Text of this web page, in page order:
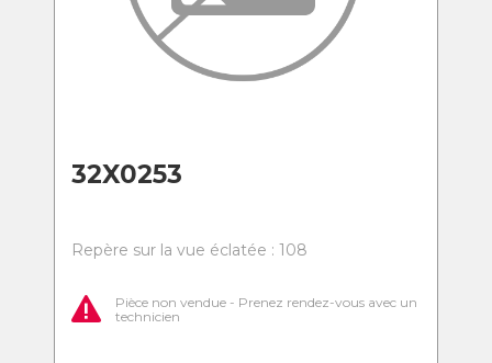
32X0253
Repère sur la vue éclatée : 108
Pièce non vendue - Prenez rendez-vous avec un
technicien